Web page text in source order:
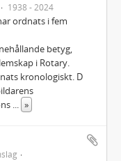
1938 - 2024
ordnats i fem
betyg,
i Rotary.
kronologiskt. D
»